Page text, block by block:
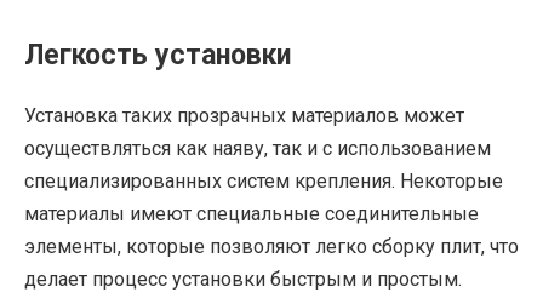
Легкость установки
Установка таких прозрачных материалов может
осуществляться как наяву, так и с использованием
специализированных систем крепления. Некоторые
материалы имеют специальные соединительные
элементы, которые позволяют легко сборку плит, что
делает процесс установки быстрым и простым.